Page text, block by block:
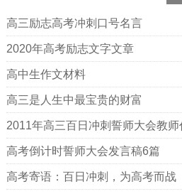
11. 奋斗者的幸福是从痛苦起
从“幸福”开始的。
12. 为理想今日埋头遨游书海甘
骋碧宵展宏图。
13. 养浩然正气，成经纬之才
我们的壮丽人生。
14. 意气风发，寒冬散尽喜迎
然更看男儿发愤。
高三励志高考冲刺口号名言
2020年高考励志文字文章
高中生作文材料
高三是人生中最宝贵的财富
2011年高三百日冲刺誓师大会教
高考倒计时誓师大会发言稿6篇
高考寄语：百日冲刺，为高考而战